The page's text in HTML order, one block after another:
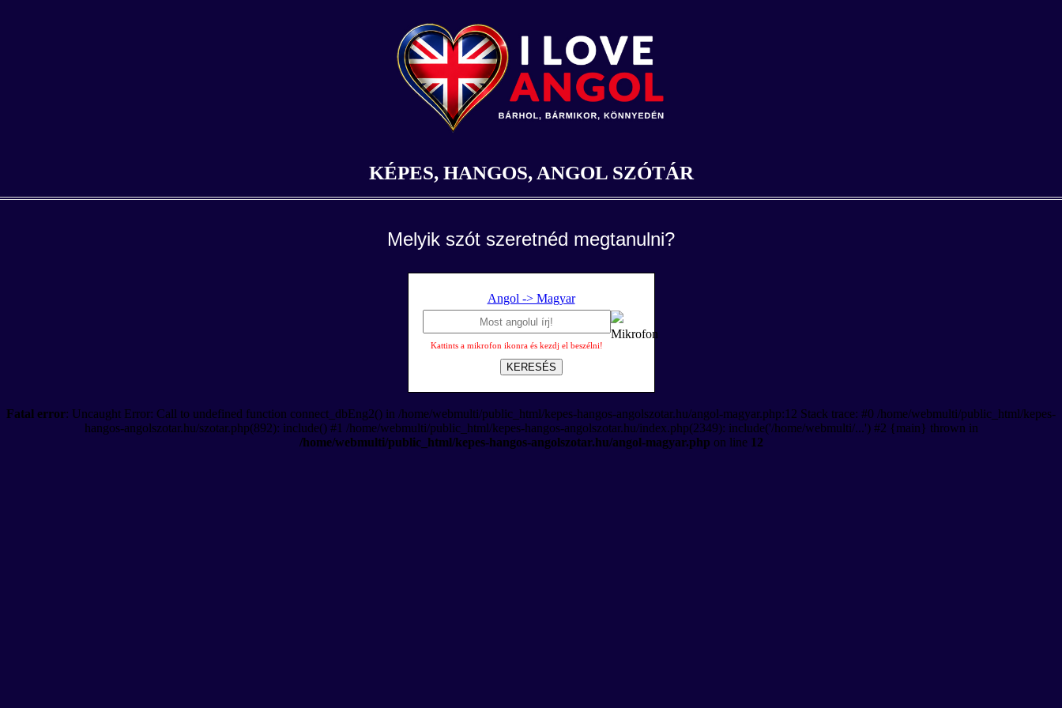
KÉPES, HANGOS, ANGOL SZÓTÁR
Melyik szót szeretnéd megtanulni?
Angol -> Magyar
Kattints a mikrofon ikonra és kezdj el beszélni!
KERESÉS
Fatal error: Uncaught Error: Call to undefined function connect_dbEng2() in /home/webmulti/public_html/kepes-hangos-angolszotar.hu/angol-magyar.php:12 Stack trace: #0 /home/webmulti/public_html/kepes-
hangos-angolszotar.hu/szotar.php(892): include() #1 /home/webmulti/public_html/kepes-hangos-angolszotar.hu/index.php(2349): include('/home/webmulti/...') #2 {main} thrown in
/home/webmulti/public_html/kepes-hangos-angolszotar.hu/angol-magyar.php on line 12